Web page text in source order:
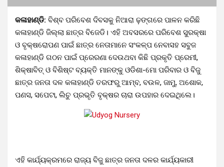
କଳାହାଣ୍ଡି: ବିଶ୍ବ ପରିବେଶ ଦିବସକୁ ନିଆରା ଢ଼ଙ୍ଗରେ ପାଳନ କରିଛି
କଳାହାଣ୍ଡି ଜିଲ୍ଲା ଛାତ୍ର ବିଜେଡି। ଏହି ଅବସରରେ ପରିବେଶ ସୁରକ୍ଷା
ଓ ବୃକ୍ଷରୋପଣ ପାଇଁ ଛାତ୍ର ନେତାମାନେ ସଂକଳ୍ପ ନେବାସହ ସବୁଜ
କଳାହାଣ୍ଡି ଗଠନ ପାଇଁ ପ୍ରେରଣା ଦେଉଥବା କିଛି ପ୍ରକୃତି ପ୍ରେମୀ,
ଶିକ୍ଷାବିତ୍ ଓ ବିଶିଷ୍ଟ ବ୍ୟକ୍ତି ମାନଙ୍କୁ ଓଡିଶା-ମୋ ପରିବାର ଓ ବିଜୁ
ଛାତ୍ର ଜନତା ଦଳ କଳାହାଣ୍ଡି ତରଫରୁ ଆମ୍ବ, ବଉଳ, ଜାମୁ, ଅଶୋକ,
ପଣସ, ସପେଟା, ଲିଚୁ ପ୍ରଭୃତି ବୃକ୍ଷର ଚାରା ଉପହାର ଦେଇଥିଲେ।
ଏହି କାର୍ଯ୍ୟକ୍ରମରେ ରାଜ୍ୟ ବିଜୁ ଛାତ୍ର ଜନତା ଦଳର କାର୍ଯ୍ୟକାରୀ